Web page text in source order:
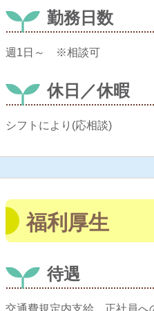
勤務日数
週1日～ ※相談可
休日／休暇
シフトにより(応相談)
福利厚生
待遇